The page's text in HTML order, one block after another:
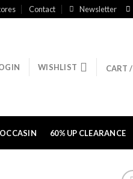
Contact Newsletter
WISHLIST CART /
60% UP CLEARANCE